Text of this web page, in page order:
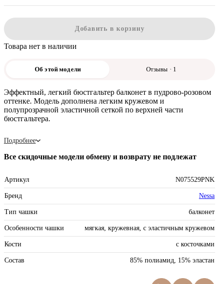
Добавить в корзину
Товара нет в наличии
Об этой модели Отзывы · 1
Эффектный, легкий бюстгальтер балконет в пудрово-розовом
оттенке. Модель дополнена легким кружевом и
полупрозрачной эластичной сеткой по верхней части
бюстгальтера.
Подробнее
Все скидочные модели обмену и возврату не подлежат
Артикул N075529PNK
Бренд Nessa
Тип чашки балконет
Особенности чашки мягкая, кружевная, с эластичным кружевом
Кости с косточками
Состав 85% полиамид, 15% эластан